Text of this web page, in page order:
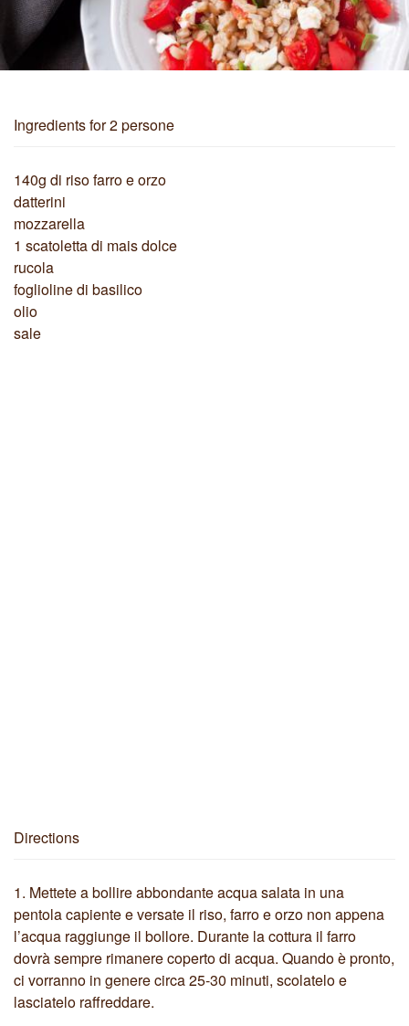
Ingredientsfor 2 persone
140g di riso farro e orzo
datterini
mozzarella
1 scatoletta di mais dolce
rucola
foglioline di basilico
olio
sale
Directions
1. Mettete a bollire abbondante acqua salata in una
pentola capiente e versate il riso, farro e orzo non appena
l’acqua raggiunge il bollore. Durante la cottura il farro
dovrà sempre rimanere coperto di acqua. Quando è pronto,
ci vorranno in genere circa 25-30 minuti, scolatelo e
lasciatelo raffreddare.